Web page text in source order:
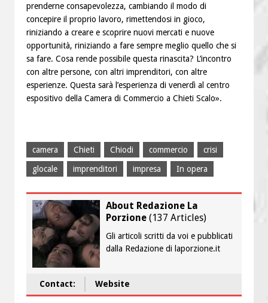
prenderne consapevolezza, cambiando il modo di
concepire il proprio lavoro, rimettendosi in gioco,
riniziando a creare e scoprire nuovi mercati e nuove
opportunità, riniziando a fare sempre meglio quello che si
sa fare. Cosa rende possibile questa rinascita? L’incontro
con altre persone, con altri imprenditori, con altre
esperienze. Questa sarà l’esperienza di venerdì al centro
espositivo della Camera di Commercio a Chieti Scalo».
camera Chieti Chiodi commercio
crisi
glocale
imprenditori impresa In opera
About Redazione La
Porzione (137 Articles)
Gli articoli scritti da voi e pubblicati
dalla Redazione di laporzione.it
Contact: Website